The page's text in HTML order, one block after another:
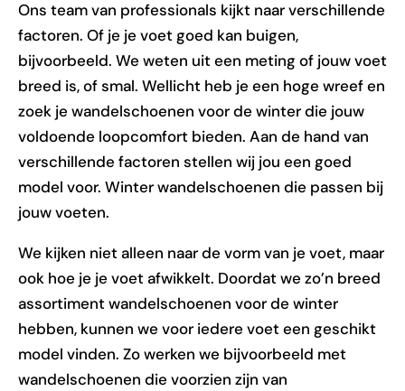
Ons team van professionals kijkt naar verschillende
factoren. Of je je voet goed kan buigen,
bijvoorbeeld. We weten uit een meting of jouw voet
breed is, of smal. Wellicht heb je een hoge wreef en
zoek je wandelschoenen voor de winter die jouw
voldoende loopcomfort bieden. Aan de hand van
verschillende factoren stellen wij jou een goed
model voor. Winter wandelschoenen die passen bij
jouw voeten.
We kijken niet alleen naar de vorm van je voet, maar
ook hoe je je voet afwikkelt. Doordat we zo’n breed
assortiment wandelschoenen voor de winter
hebben, kunnen we voor iedere voet een geschikt
model vinden. Zo werken we bijvoorbeeld met
wandelschoenen die voorzien zijn van